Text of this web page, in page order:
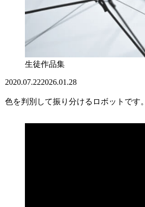
生徒作品集
2020.07.222026.01.28
色を判別して振り分けるロボットです。